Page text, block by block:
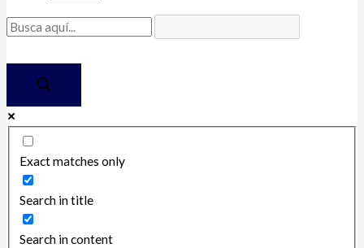
Exact matches only
Search in title
Search in content